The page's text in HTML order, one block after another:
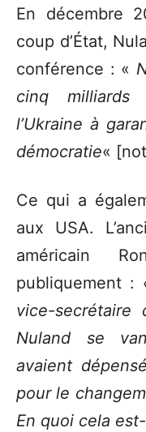
En décembre
coup d’État,
conférence : «
cinq
l’Ukraine à
démocratie«
Ce qui a
aux USA.
américain
publiquement :
vice-secrétaire
Nuland se
avaient
pour le
En quoi cela